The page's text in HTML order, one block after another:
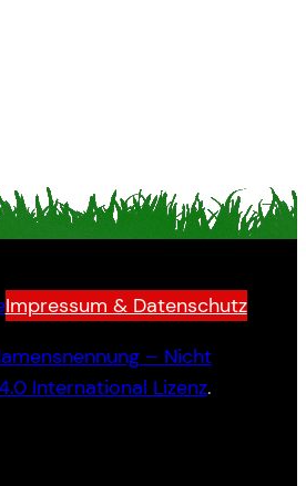
Impressum & Datenschutz
– Nicht
International Lizenz.